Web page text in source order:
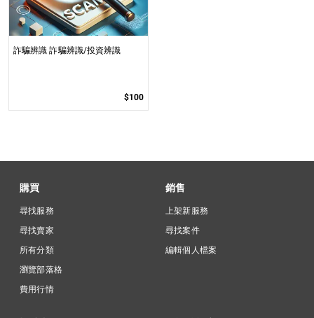
詐騙辨識 詐騙辨識/投資辨識
$100
購買
尋找服務
尋找賣家
所有分類
瀏覽部落格
費用行情
銷售
上架新服務
尋找案件
編輯個人檔案